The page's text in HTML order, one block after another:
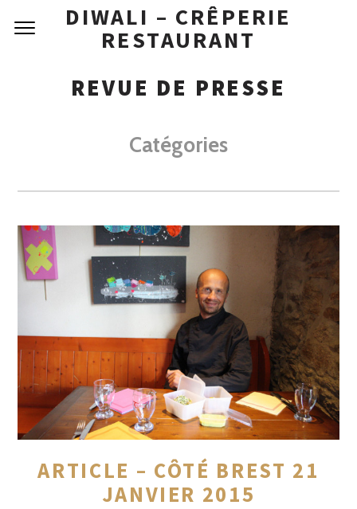
DIWALI – CRÊPERIE
RESTAURANT
REVUE DE PRESSE
Catégories
ARTICLE – CÔTÉ BREST 21
JANVIER 2015